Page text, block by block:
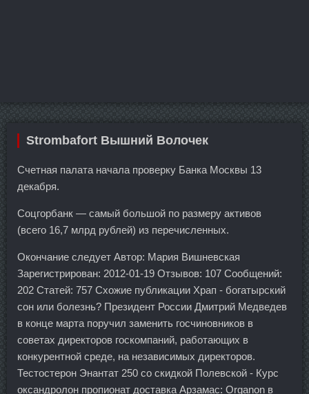
Strombafort Вышний Волочек
Счетная палата начала проверку Банка Москвы 13
декабря.
Соцгорбанк — самый большой по размеру активов
(всего 16,7 млрд рублей) из перечисленных.
Окончание следует Автор: Мария Вишневская
Зарегистрирован: 2012-01-19 Отзывов: 107 Сообщений:
202 Статей: 757 Схожие публикации Храп - богатырский
сон или болезнь? Президент России Дмитрий Медведев
в конце марта поручил заменить госчиновников в
советах директоров госкомпаний, работающих в
конкурентной среде, на независимых директоров.
Тестостерон Энантат 250 со скидкой Полевской - Курс
оксандролон пропионат доставка Арзамас: Organon в